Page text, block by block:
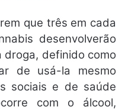
que três em cada
desenvolverão
definido como
de usá-la mesmo
sociais e de saúde
com o álcool,